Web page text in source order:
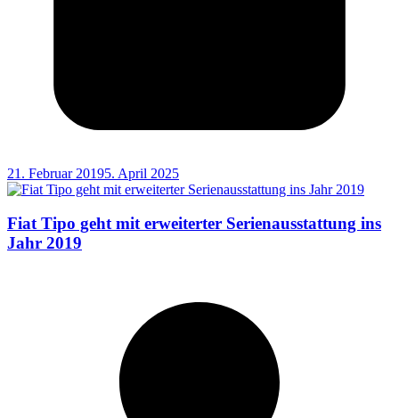
21. Februar 20195. April 2025
Fiat Tipo geht mit erweiterter Serienausstattung ins
Jahr 2019